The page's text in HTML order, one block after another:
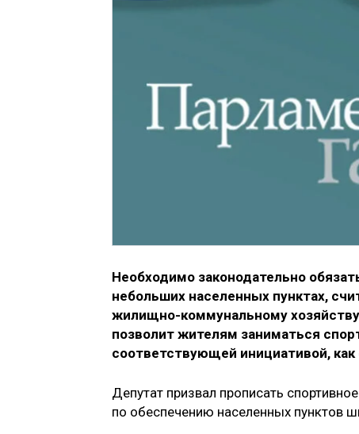
Необходимо законодательно
небольших населенных пунктах,
жилищно-коммунальному хозяйству
позволит жителям заниматься
соответствующей инициативой,
Депутат призвал прописать
по обеспечению населенных пунктов